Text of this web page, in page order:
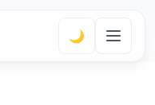
🌙